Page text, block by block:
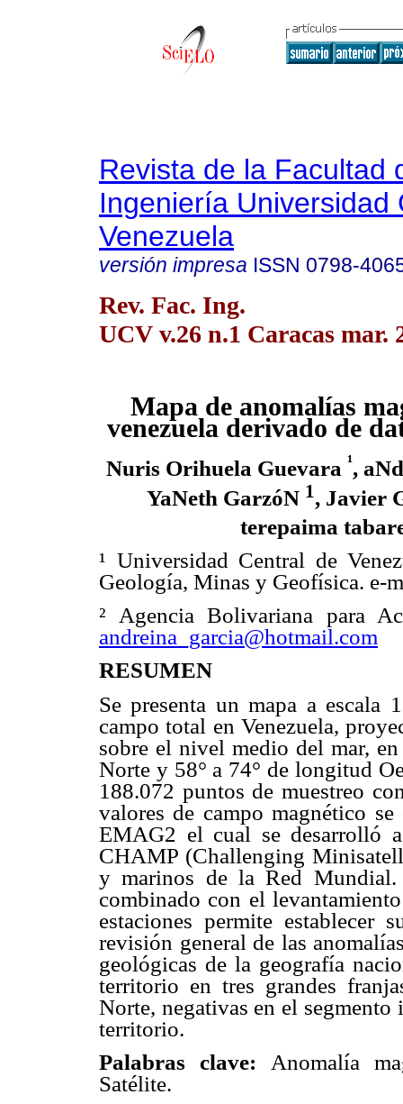
Revista de la Facultad
Ingeniería Universidad
Venezuela
versión impresa ISSN 0798-
Rev. Fac. Ing.
UCV v.26 n.1 Caracas mar.
Mapa de anomalías
venezuela derivado de
Nuris Orihuela Guevara ¹,
YaNeth GarzóN 1, Javier
terepaima
¹ Universidad Central de
Geología, Minas y Geofísica. e-
² Agencia Bolivariana para
andreina_garcia@hotmail.com
RESUMEN
Se presenta un mapa a escala
campo total en Venezuela,
sobre el nivel medio del mar,
Norte y 58° a 74° de longitud
188.072 puntos de muestreo
valores de campo magnético
EMAG2 el cual se desarrolló
CHAMP (Challenging
y marinos de la Red Mundial.
combinado con el
estaciones permite establecer
revisión general de las
geológicas de la geografía
territorio en tres grandes
Norte, negativas en el
territorio.
Palabras clave: Anomalía
Satélite.